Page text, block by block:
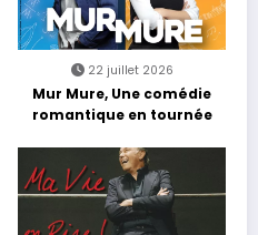
22 juillet 2026
Mur Mure, Une comédie
romantique en tournée